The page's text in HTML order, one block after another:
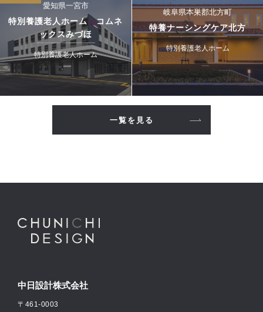
愛知県一宮市
特別養護老人ホーム コムネ
ックスみづほ
特別養護老人ホーム
岐阜県本巣郡北方町
特養ナーシングケア北方
特別養護老人ホーム
一覧を見る
中日設計株式会社
〒461-0003